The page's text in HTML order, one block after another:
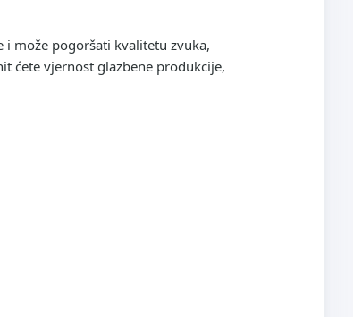
i može pogoršati kvalitetu zvuka,
ćete vjernost glazbene produkcije,